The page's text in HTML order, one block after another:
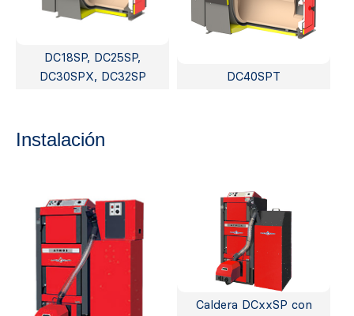
DC18SP, DC25SP,
DC30SPX, DC32SP
DC40SPT
Instalación
Caldera DCxxSP con